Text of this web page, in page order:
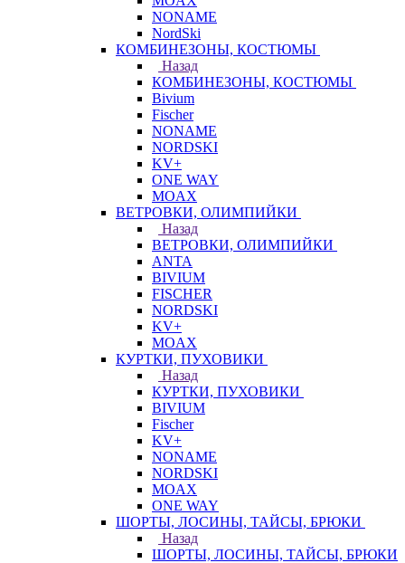
NONAME
NordSki
КОМБИНЕЗОНЫ, КОСТЮМЫ
Назад
КОМБИНЕЗОНЫ, КОСТЮМЫ
Bivium
Fischer
NONAME
NORDSKI
KV+
ONE WAY
MOAX
ВЕТРОВКИ, ОЛИМПИЙКИ
Назад
ВЕТРОВКИ, ОЛИМПИЙКИ
ANTA
BIVIUM
FISCHER
NORDSKI
KV+
MOAX
КУРТКИ, ПУХОВИКИ
Назад
КУРТКИ, ПУХОВИКИ
BIVIUM
Fischer
KV+
NONAME
NORDSKI
MOAX
ONE WAY
ШОРТЫ, ЛОСИНЫ, ТАЙСЫ, БРЮКИ
Назад
ШОРТЫ, ЛОСИНЫ, ТАЙСЫ, БРЮКИ